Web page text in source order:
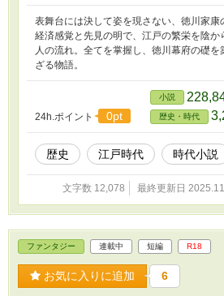
表舞台には決して姿を現さない、徳川家康
経済感覚と先見の明で、江戸の繁栄を陰か
人の流れ。全てを掌握し、徳川幕府の礎
ざる物語。
24h.ポイント 0pt
小説
歴史・時代
歴史 江戸時代 時代小説
文字数 12,078 最終更新日
ファンタジー 連載中 短編 R18
お気に入りに追加 6